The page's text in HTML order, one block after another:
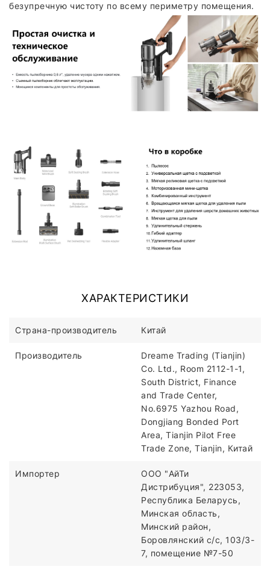
безупречную чистоту по всему периметру помещения.
ХАРАКТЕРИСТИКИ
Страна-производитель Китай
Производитель
Dreame Trading (Tianjin)
Co. Ltd., Room 2112-1-1,
South District, Finance
and Trade Center,
No.6975 Yazhou Road,
Dongjiang Bonded Port
Area, Tianjin Pilot Free
Trade Zone, Tianjin, Китай
Импортер
ООО "АйТи
Дистрибуция", 223053,
Республика Беларусь,
Минская область,
Минский район,
Боровлянский с/с, 103/3-
7, помещение №7-50